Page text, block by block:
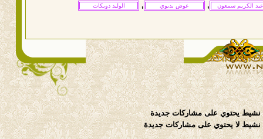
,
,
يحتوي على مشاركات جديدة
لا يحتوي على مشاركات جديدة